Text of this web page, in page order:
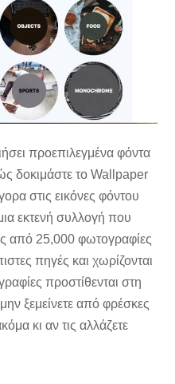
προεπιλεγμένα φόντα
δοκιμάστε το Wallpaper
στις εικόνες φόντου
εκτενή συλλογή που
από 25,000 φωτογραφίες
πηγές και χωρίζονται
προστίθενται στη
ξεμείνετε από φρέσκες
κι αν τις αλλάζετε